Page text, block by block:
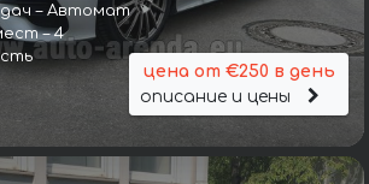
– Автомат
– 4
цена от €250 в день
описание и цены